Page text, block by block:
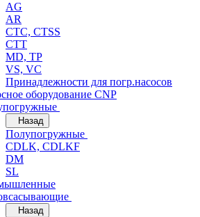
AG
AR
CTC, CTSS
CTT
MD, TP
VS, VC
Принадлежности для погр.насосов
оборудование CNP
Назад
Полупогружные
CDLK, CDLKF
DM
SL
Назад